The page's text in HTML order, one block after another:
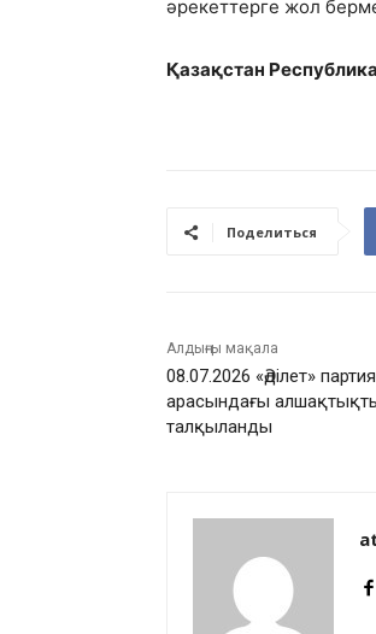
әрекеттерге жол
Қазақстан
Поделиться
Алдыңғы мақала
08.07.2026 «Әділет»
арасындағы
талқыланды